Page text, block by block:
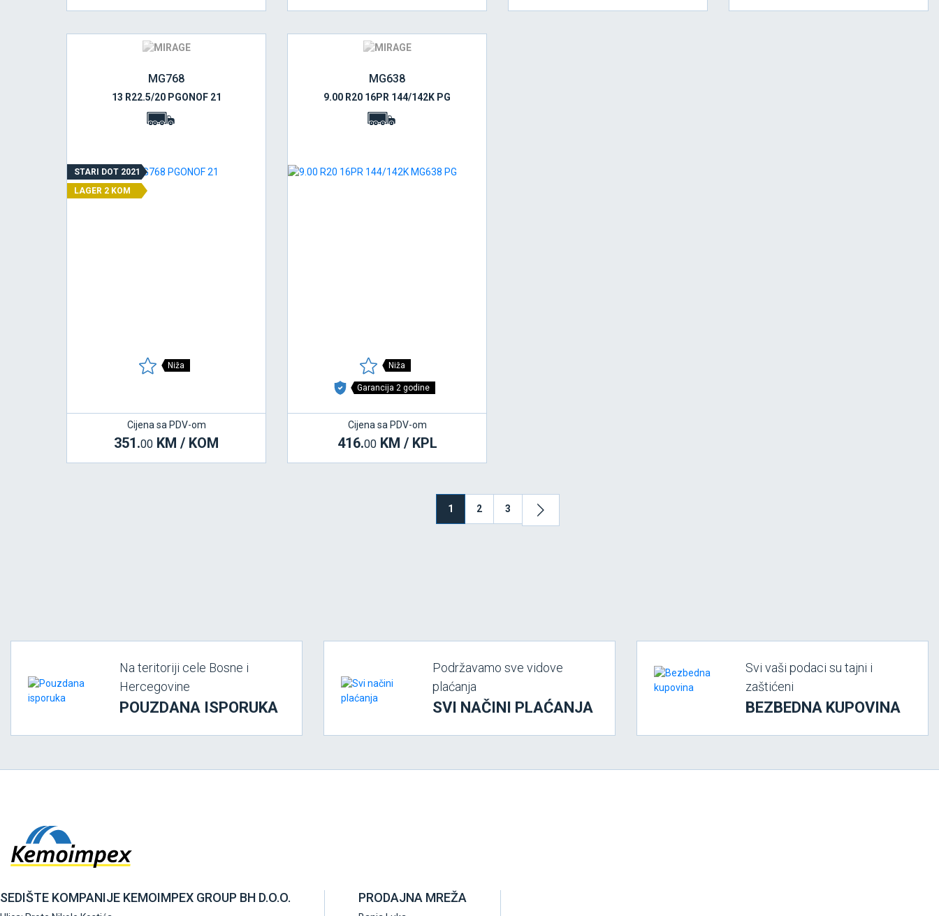
MG768
13 R22.5/20 PGONOF 21
STARI DOT 2021
LAGER 2 KOM
Niža
Cijena sa PDV-om
351.00 KM / KOM
MG638
9.00 R20 16PR 144/142K PG
Niža
Garancija 2 godine
Cijena sa PDV-om
416.00KM / KPL
1 2 3
Na teritoriji cele Bosne i
Hercegovine
POUZDANA ISPORUKA
Podržavamo sve vidove
plaćanja
SVI NAČINI PLAĆANJA
Svi vaši podaci su tajni i
zaštićeni
BEZBEDNA KUPOVINA
SEDIŠTE KOMPANIJE KEMOIMPEX GROUP BH D.O.O. PRODAJNA MREŽA